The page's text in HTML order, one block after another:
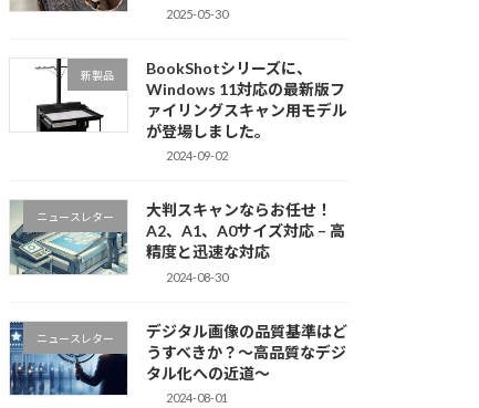
2025-05-30
新製品
BookShotシリーズに、
Windows 11対応の最新版フ
ァイリングスキャン用モデル
が登場しました。
2024-09-02
ニュースレター
大判スキャンならお任せ！
A2、A1、A0サイズ対応 – 高
精度と迅速な対応
2024-08-30
ニュースレター
デジタル画像の品質基準はど
うすべきか？～高品質なデジ
タル化への近道～
2024-08-01